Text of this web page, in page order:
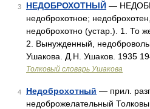
3 НЕДОБРОХОТНЫЙ —
недоброхотное;
недоброхотно (устар.). 1. То
2. Вынужденный,
Ушакова. Д.Н. Ушаков. 1935
Толковый словарь Ушакова
4 Недоброхотный — прил.
недоброжелательный